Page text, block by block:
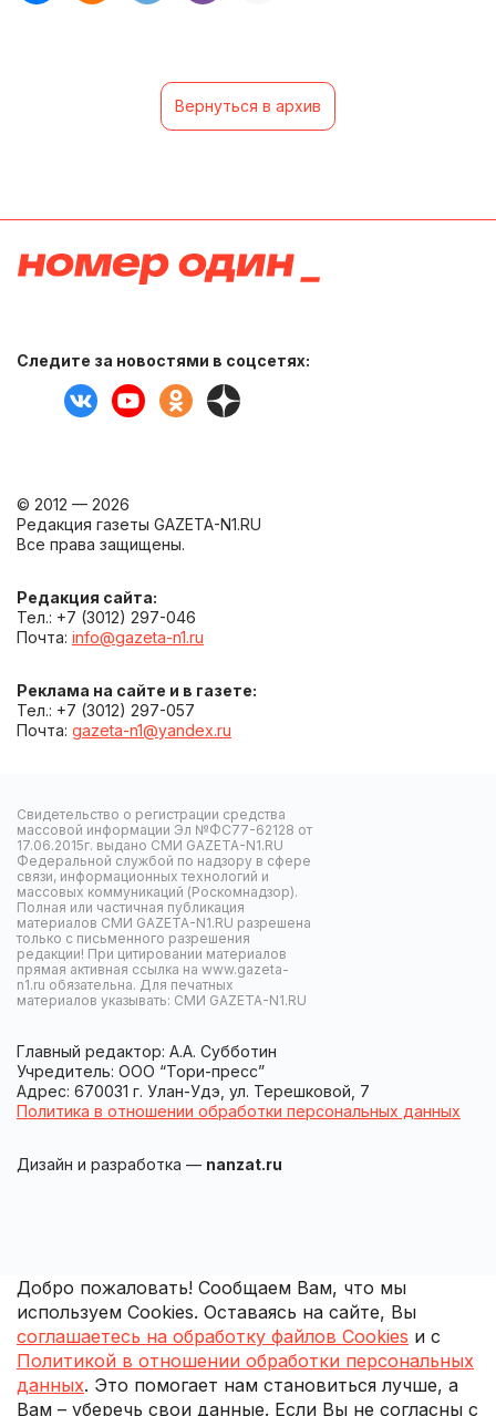
Вернуться в архив
Следите за новостями в соцсетях:
© 2012 — 2026
Редакция газеты GAZETA-N1.RU
Все права защищены.
Редакция сайта:
Тел.: +7 (3012) 297-046
Почта: info@gazeta-n1.ru
Реклама на сайте и в газете:
Тел.: +7 (3012) 297-057
Почта: gazeta-n1@yandex.ru
Свидетельство о регистрации средства
массовой информации Эл №ФС77-62128 от
17.06.2015г. выдано СМИ GAZETA-N1.RU
Федеральной службой по надзору в сфере
связи, информационных технологий и
массовых коммуникаций (Роскомнадзор).
Полная или частичная публикация
материалов СМИ GAZETA-N1.RU разрешена
только с письменного разрешения
редакции! При цитировании материалов
прямая активная ссылка на www.gazeta-
n1.ru обязательна. Для печатных
материалов указывать: СМИ GAZETA-N1.RU
Главный редактор: А.А. Субботин
Учредитель: ООО “Тори-пресс”
Адрес: 670031 г. Улан-Удэ, ул. Терешковой, 7
Политика в отношении обработки персональных данных
Дизайн и разработка — nanzat.ru
Добро пожаловать! Сообщаем Вам, что мы
используем Cookies. Оставаясь на сайте, Вы
соглашаетесь на обработку файлов Cookies и с
Политикой в отношении обработки персональных
данных. Это помогает нам становиться лучше, а
Вам – уберечь свои данные. Если Вы не согласны с